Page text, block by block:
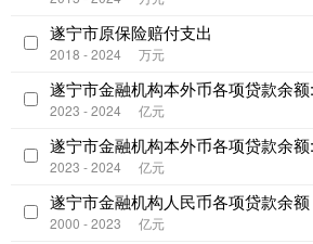
遂宁市原保险赔付支出
2018 - 2024 万元
遂宁市金融机构本外币各项贷款余
2023 - 2024 亿元
遂宁市金融机构本外币各项贷款余
2023 - 2024 亿元
遂宁市金融机构人民币各项贷款余额
2000 - 2023 亿元